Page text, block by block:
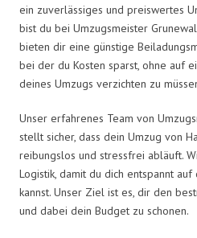
ein zuverlässiges und preiswertes
bist du bei Umzugsmeister
bieten dir eine günstige
bei der du Kosten sparst, ohne auf
deines Umzugs verzichten zu
Unser erfahrenes Team von
stellt sicher, dass dein Umzug von
reibungslos und stressfrei abläuft.
Logistik, damit du dich entspannt
kannst. Unser Ziel ist es, dir den
und dabei dein Budget zu schonen.